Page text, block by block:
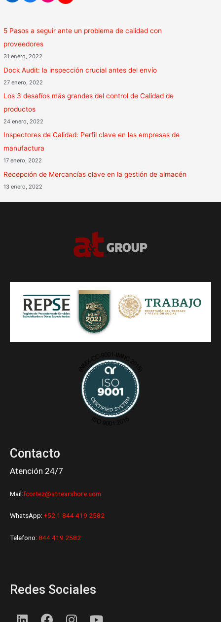
5 Pasos a seguir ante un problema de calidad con
proveedores
31 enero, 2022
Dock Audit: la inspección crucial antes del envío
27 enero, 2022
Los 3 desafíos más grandes del control de Calidad de
productos
24 enero, 2022
Inspectores de Calidad: Perfil clave en las empresas de
manufactura
17 enero, 2022
Recepción de Mercancías clave en la gestión de almacén
13 enero, 2022
Contacto
Atención 24/7
Mail:fcortez@atnearshore.com
WhatsApp: +52 1 844 419 2582
Telefono: 844 419 2582
Redes Sociales
L
F
I
Y